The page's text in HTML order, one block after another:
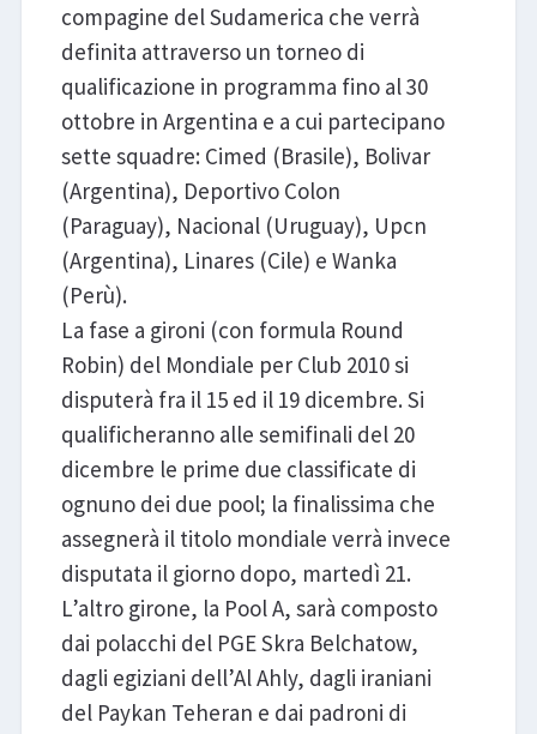
compagine del Sudamerica che verrà
definita attraverso un torneo di
qualificazione in programma fino al 30
ottobre in Argentina e a cui partecipano
sette squadre: Cimed (Brasile), Bolivar
(Argentina), Deportivo Colon
(Paraguay), Nacional (Uruguay), Upcn
(Argentina), Linares (Cile) e Wanka
(Perù).
La fase a gironi (con formula Round
Robin) del Mondiale per Club 2010 si
disputerà fra il 15 ed il 19 dicembre. Si
qualificheranno alle semifinali del 20
dicembre le prime due classificate di
ognuno dei due pool; la finalissima che
assegnerà il titolo mondiale verrà invece
disputata il giorno dopo, martedì 21.
L’altro girone, la Pool A, sarà composto
dai polacchi del PGE Skra Belchatow,
dagli egiziani dell’Al Ahly, dagli iraniani
del Paykan Teheran e dai padroni di